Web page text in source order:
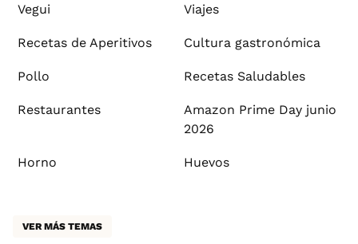
Vegui Viajes
Recetas de Aperitivos Cultura gastronómica
Pollo Recetas Saludables
Restaurantes
Amazon Prime Day junio
2026
Horno Huevos
VER MÁS TEMAS